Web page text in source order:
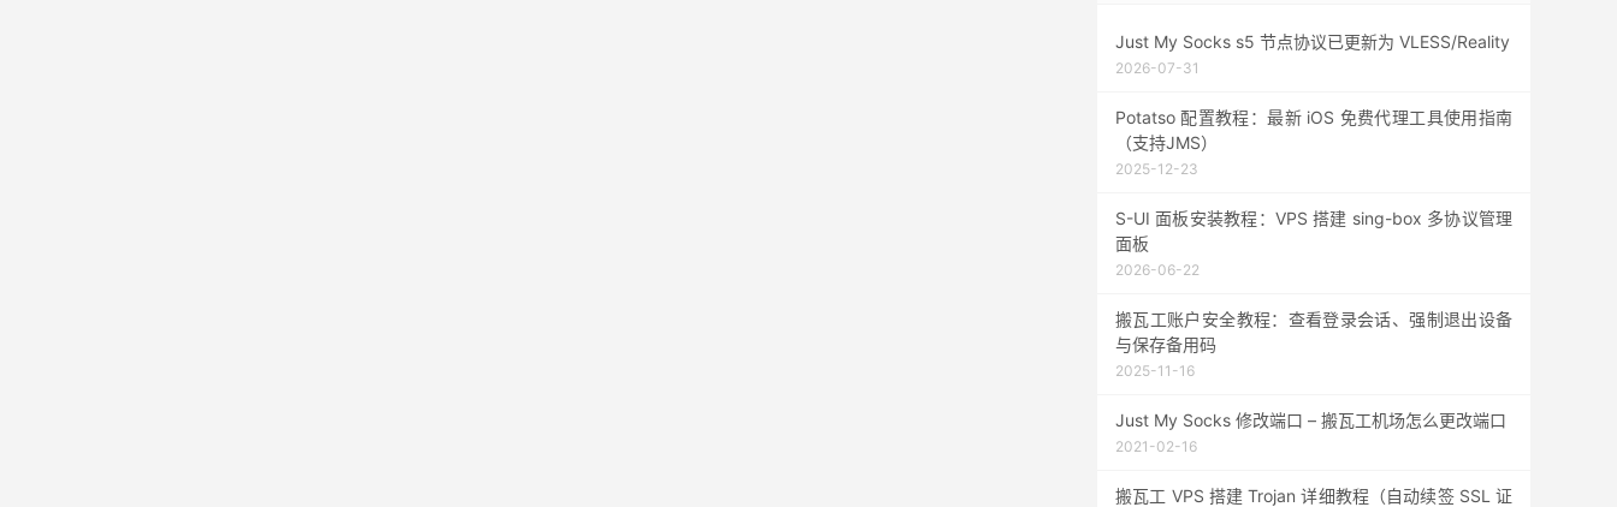
Just My Socks s5 节点协议已更新为 VLESS/Reality
2026-07-31
Potatso 配置教程：最新 iOS 免费代理工具使用指南
（支持JMS）
2025-12-23
S-UI 面板安装教程：VPS 搭建 sing-box 多协议管理
面板
2026-06-22
搬瓦工账户安全教程：查看登录会话、强制退出设备
与保存备用码
2025-11-16
Just My Socks 修改端口 – 搬瓦工机场怎么更改端口
2021-02-16
搬瓦工 VPS 搭建 Trojan 详细教程（自动续签 SSL 证